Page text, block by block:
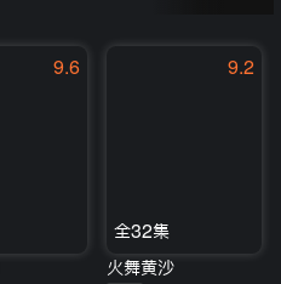
9.6 9.2
全32集
火舞黄沙